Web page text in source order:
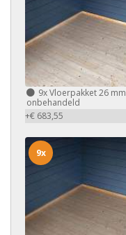
9xVloerpakket 26 mm
onbehandeld
+€ 683,55
9x